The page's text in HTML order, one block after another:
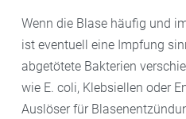
Wenn die Blase häufig und
ist eventuell eine Impfung
abgetötete Bakterien
wie E. coli, Klebsiellen oder
Auslöser für